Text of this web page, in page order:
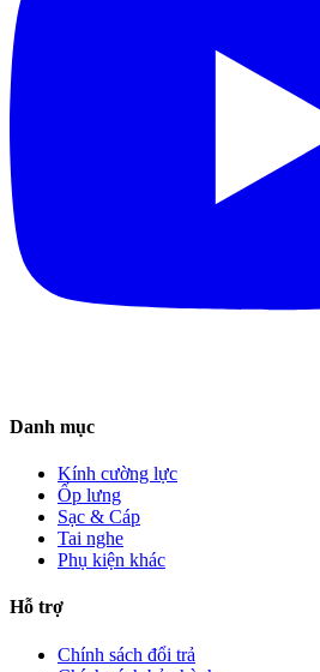
Danh mục
Kính cường lực
Ốp lưng
Sạc & Cáp
Tai nghe
Phụ kiện khác
Hỗ trợ
Chính sách đổi trả